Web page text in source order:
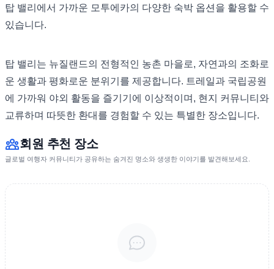
탑 밸리에서 가까운 모투에카의 다양한 숙박 옵션을 활용할 수
있습니다.
탑 밸리는 뉴질랜드의 전형적인 농촌 마을로, 자연과의 조화로
운 생활과 평화로운 분위기를 제공합니다. 트레일과 국립공원
에 가까워 야외 활동을 즐기기에 이상적이며, 현지 커뮤니티와
교류하며 따뜻한 환대를 경험할 수 있는 특별한 장소입니다.
회원 추천 장소
글로벌 여행자 커뮤니티가 공유하는 숨겨진 명소와 생생한 이야기를 발견해보세요.